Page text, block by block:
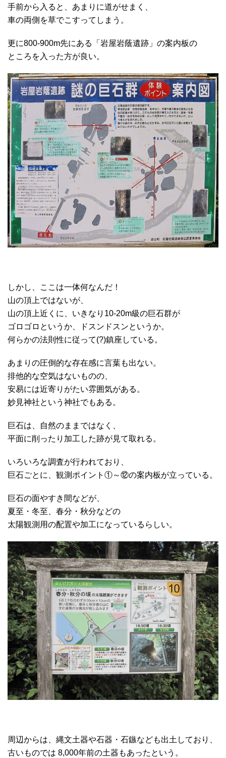
手前から入ると、あまりに道がせまく、
車の両側を草でこすってしまう。
更に800-900m先にある「岩屋岩蔭遺跡」の案内板の
ところを入った方が良い。
しかし、ここは一体何なんだ！
山の頂上ではないが、
山の頂上近くに、いきなり10-20m級の巨石群が
ゴロゴロというか、ドスンドスンというか。
何らかの法則性に従って(?)鎮座している。
あまりの圧倒的な存在感に言葉も出ない。
排他的な空気はないものの、
安易には近寄りがたい雰囲気がある。
妙見神社という神社でもある。
巨石は、自然のままではなく、
平面に削ったり加工した跡が見て取れる。
いろいろな調査が行われており、
巨石ごとに、観測ポイント①～⑫の案内板が立っている。
巨石の面やすき間などが、
夏至・冬至、春分・秋分などの
太陽観測用の配置や加工になっているらしい。
周辺からは、縄文土器や石器・石鏃なども出土しており、
古いものでは 8,000年前の土器もあったという。